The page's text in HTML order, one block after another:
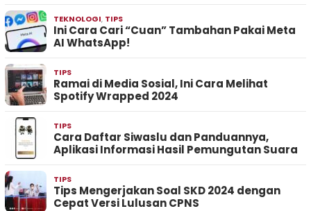
TEKNOLOGI, TIPS
Ini Cara Cari “Cuan” Tambahan Pakai Meta
AI WhatsApp!
TIPS
Ramai di Media Sosial, Ini Cara Melihat
Spotify Wrapped 2024
TIPS
Cara Daftar Siwaslu dan Panduannya,
Aplikasi Informasi Hasil Pemungutan Suara
TIPS
Tips Mengerjakan Soal SKD 2024 dengan
Cepat Versi Lulusan CPNS